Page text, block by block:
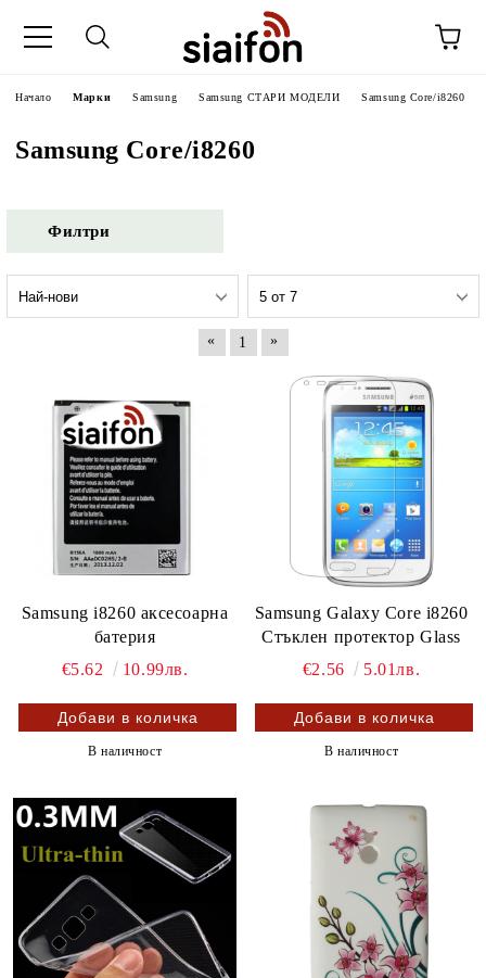
Начало Марки Samsung Samsung СТАРИ МОДЕЛИ Samsung Core/i8260
Samsung Core/i8260
Филтри
« 1 »
Samsung i8260 аксесоарна
батерия
€5.62
10.99лв.
В наличност
Samsung Galaxy Core i8260
Стъклен протектор Glass
€2.56
5.01лв.
В наличност